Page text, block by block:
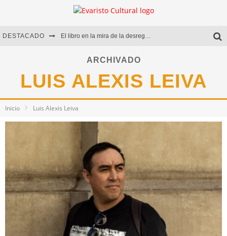
DESTACADO El libro en la mira de la desregulación
Marcelo Rubio | El llovedor
Diego Meret | Hotel Acapulco
Alejandra Correa | La nieve
ARCHIVADO
LUIS ALEXIS LEIVA
Inicio Luis Alexis Leiva